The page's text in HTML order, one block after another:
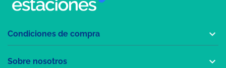
Condiciones de compra 
Sobre nosotros 